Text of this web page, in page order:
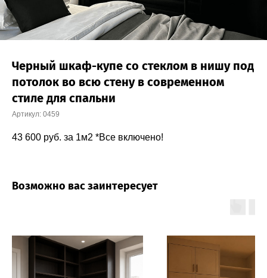
Черный шкаф-купе со стеклом в нишу под
потолок во всю стену в современном
стиле для спальни
Артикул: 0459
43 600 руб. за 1м2 *Все включено!
Возможно вас заинтересует